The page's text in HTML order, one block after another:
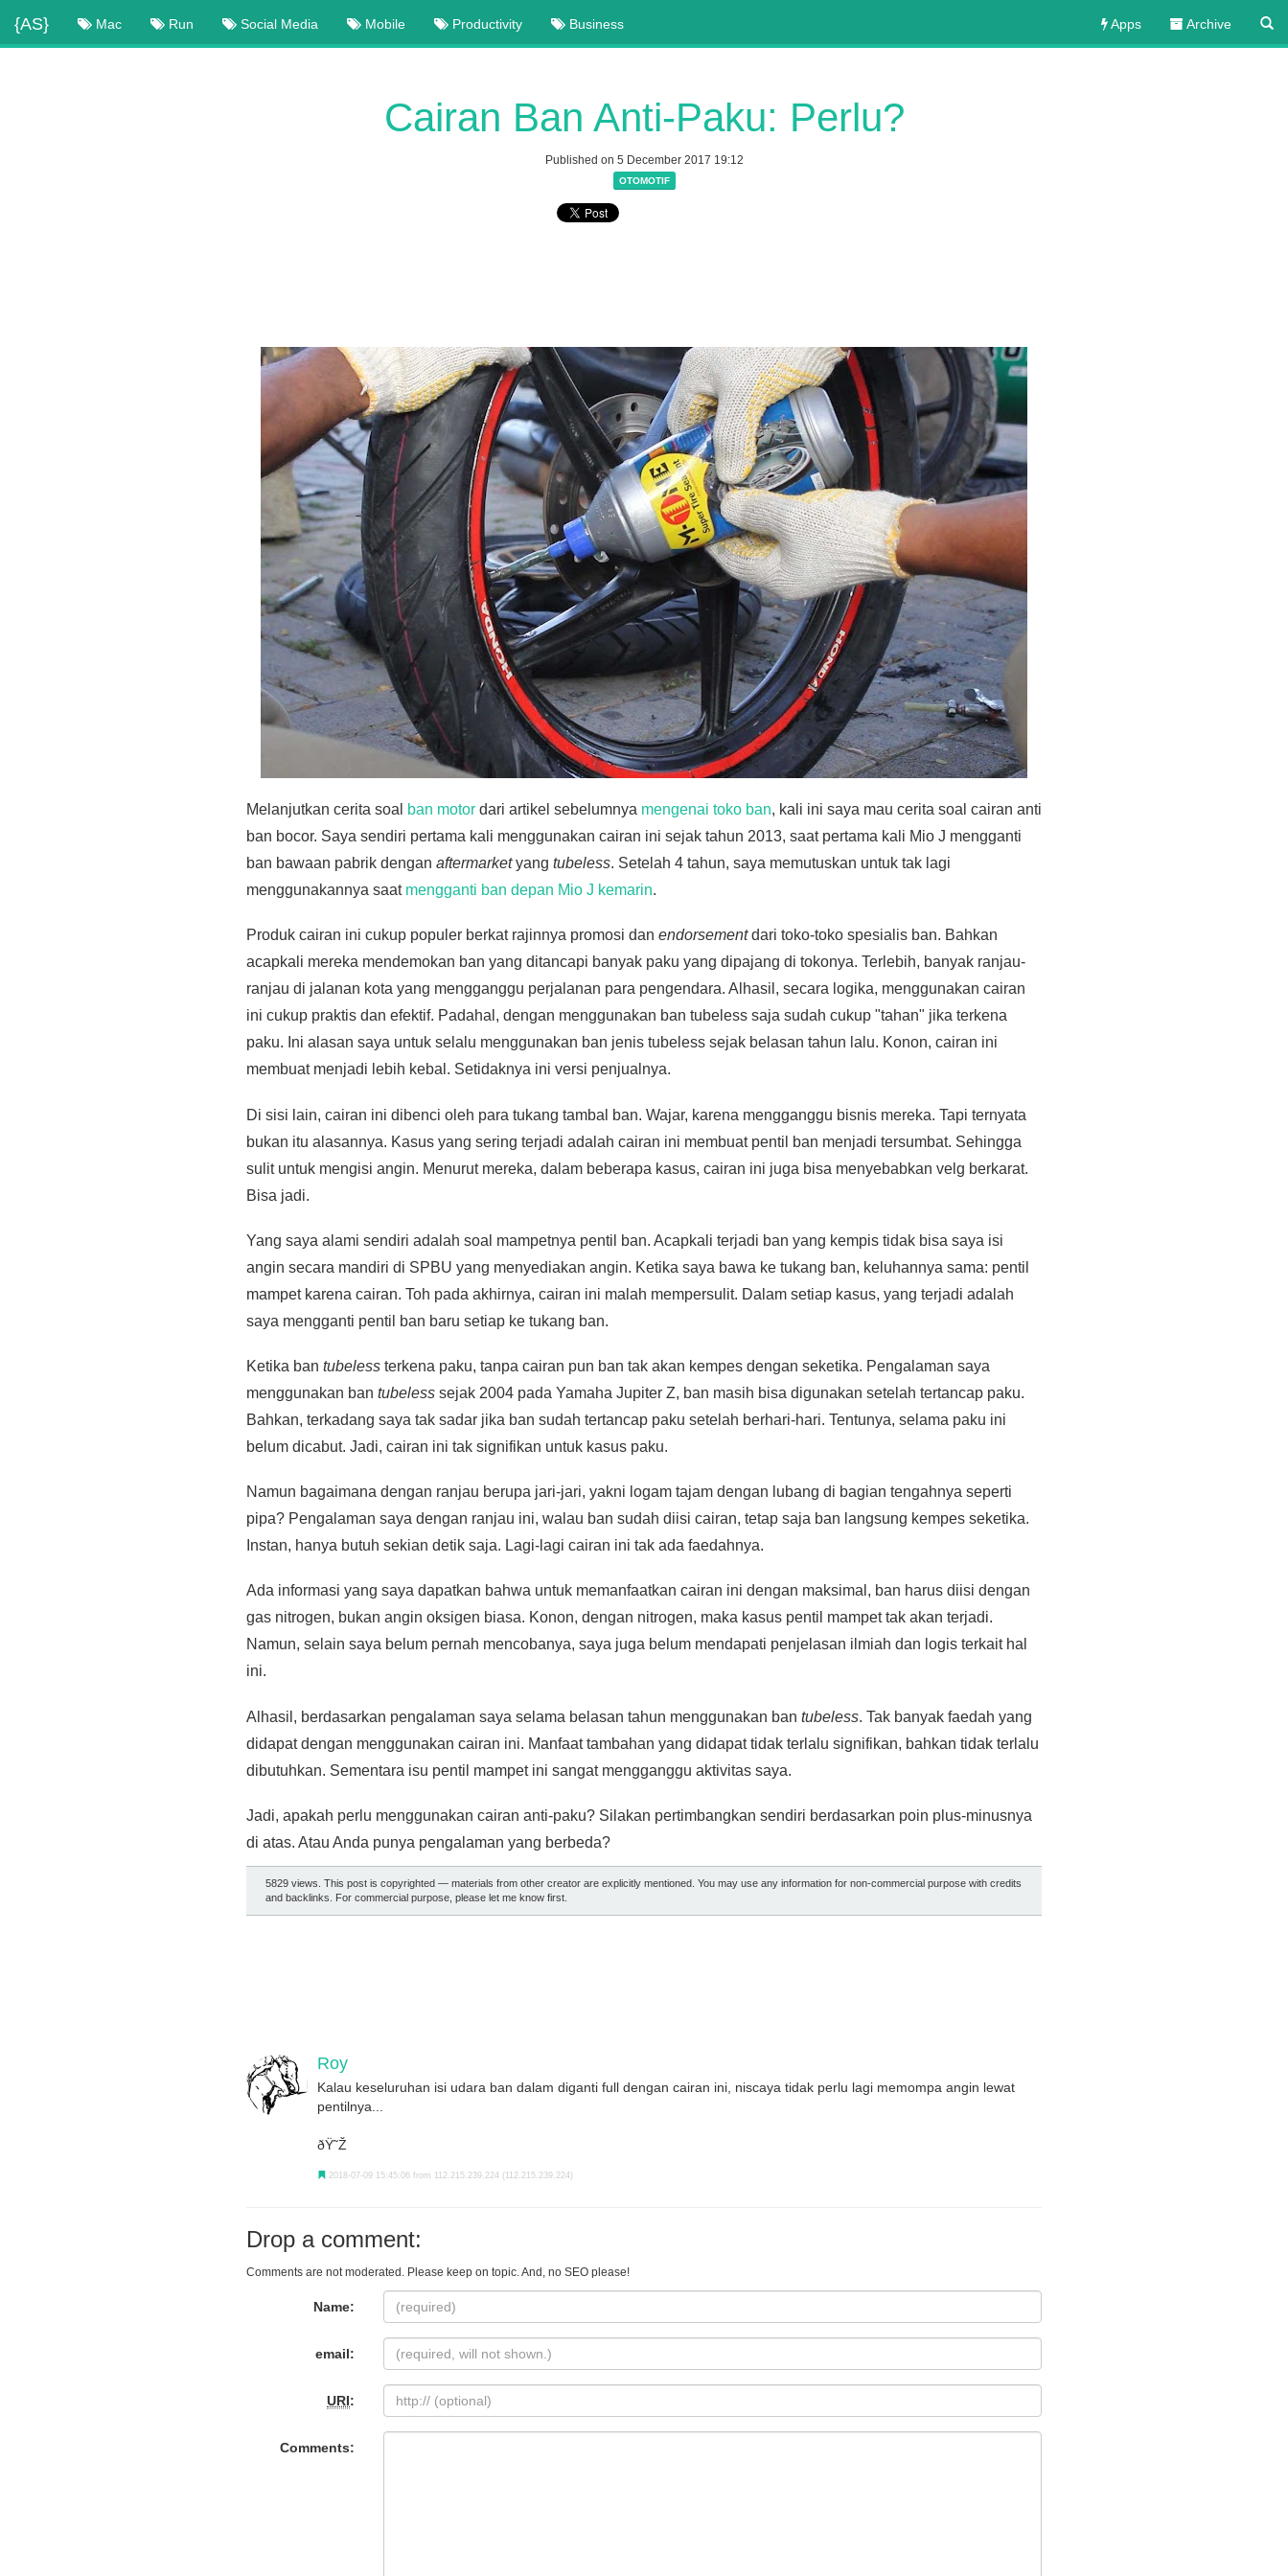
{AS} Mac Run Social Media Mobile Productivity Business Apps Archive
Cairan Ban Anti-Paku: Perlu?
Published on 5 December 2017 19:12
OTOMOTIF
Melanjutkan cerita soal ban motor dari artikel sebelumnya mengenai toko ban, kali ini saya mau cerita soal cairan anti
ban bocor. Saya sendiri pertama kali menggunakan cairan ini sejak tahun 2013, saat pertama kali Mio J mengganti
ban bawaan pabrik dengan aftermarketyang tubeless. Setelah 4 tahun, saya memutuskan untuk tak lagi
menggunakannya saat mengganti ban depan Mio J kemarin.
Produk cairan ini cukup populer berkat rajinnya promosi dan endorsementdari toko-toko spesialis ban. Bahkan
acapkali mereka mendemokan ban yang ditancapi banyak paku yang dipajang di tokonya. Terlebih, banyak ranjau-
ranjau di jalanan kota yang mengganggu perjalanan para pengendara. Alhasil, secara logika, menggunakan cairan
ini cukup praktis dan efektif. Padahal, dengan menggunakan ban tubeless saja sudah cukup "tahan" jika terkena
paku. Ini alasan saya untuk selalu menggunakan ban jenis tubeless sejak belasan tahun lalu. Konon, cairan ini
membuat menjadi lebih kebal. Setidaknya ini versi penjualnya.
Di sisi lain, cairan ini dibenci oleh para tukang tambal ban. Wajar, karena mengganggu bisnis mereka. Tapi ternyata
bukan itu alasannya. Kasus yang sering terjadi adalah cairan ini membuat pentil ban menjadi tersumbat. Sehingga
sulit untuk mengisi angin. Menurut mereka, dalam beberapa kasus, cairan ini juga bisa menyebabkan velg berkarat.
Bisa jadi.
Yang saya alami sendiri adalah soal mampetnya pentil ban. Acapkali terjadi ban yang kempis tidak bisa saya isi
angin secara mandiri di SPBU yang menyediakan angin. Ketika saya bawa ke tukang ban, keluhannya sama: pentil
mampet karena cairan. Toh pada akhirnya, cairan ini malah mempersulit. Dalam setiap kasus, yang terjadi adalah
saya mengganti pentil ban baru setiap ke tukang ban.
Ketika ban tubeless terkena paku, tanpa cairan pun ban tak akan kempes dengan seketika. Pengalaman saya
menggunakan ban tubeless sejak 2004 pada Yamaha Jupiter Z, ban masih bisa digunakan setelah tertancap paku.
Bahkan, terkadang saya tak sadar jika ban sudah tertancap paku setelah berhari-hari. Tentunya, selama paku ini
belum dicabut. Jadi, cairan ini tak signifikan untuk kasus paku.
Namun bagaimana dengan ranjau berupa jari-jari, yakni logam tajam dengan lubang di bagian tengahnya seperti
pipa? Pengalaman saya dengan ranjau ini, walau ban sudah diisi cairan, tetap saja ban langsung kempes seketika.
Instan, hanya butuh sekian detik saja. Lagi-lagi cairan ini tak ada faedahnya.
Ada informasi yang saya dapatkan bahwa untuk memanfaatkan cairan ini dengan maksimal, ban harus diisi dengan
gas nitrogen, bukan angin oksigen biasa. Konon, dengan nitrogen, maka kasus pentil mampet tak akan terjadi.
Namun, selain saya belum pernah mencobanya, saya juga belum mendapati penjelasan ilmiah dan logis terkait hal
ini.
Alhasil, berdasarkan pengalaman saya selama belasan tahun menggunakan ban tubeless. Tak banyak faedah yang
didapat dengan menggunakan cairan ini. Manfaat tambahan yang didapat tidak terlalu signifikan, bahkan tidak terlalu
dibutuhkan. Sementara isu pentil mampet ini sangat mengganggu aktivitas saya.
Jadi, apakah perlu menggunakan cairan anti-paku? Silakan pertimbangkan sendiri berdasarkan poin plus-minusnya
di atas. Atau Anda punya pengalaman yang berbeda?
5829 views. This post is copyrighted — materials from other creator are explicitly mentioned. You may use any information for non-commercial purpose with credits
and backlinks. For commercial purpose, please let me know first.
Roy
Kalau keseluruhan isi udara ban dalam diganti full dengan cairan ini, niscaya tidak perlu lagi memompa angin lewat
pentilnya...
ðŸ˜Ž
2018-07-09 15:45:06 from 112.215.239.224 (112.215.239.224)
Drop a comment:
Comments are not moderated. Please keep on topic. And, no SEO please!
Name:
email:
URI:
Comments: